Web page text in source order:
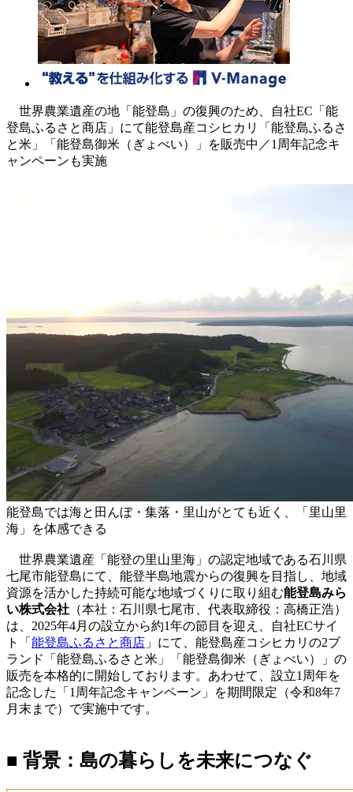
世界農業遺産の地「能登島」の復興のため、自社EC「能
登島ふるさと商店」にて能登島産コシヒカリ「能登島ふるさ
と米」「能登島御米（ぎょべい）」を販売中／1周年記念キ
ャンペーンも実施
能登島では海と田んぼ・集落・里山がとても近く、「里山里
海」を体感できる
世界農業遺産「能登の里山里海」の認定地域である石川県
七尾市能登島にて、能登半島地震からの復興を目指し、地域
資源を活かした持続可能な地域づくりに取り組む能登島みら
い株式会社 （本社：石川県七尾市、代表取締役：高橋正浩）
は、2025年4月の設立から約1年の節目を迎え、自社ECサイ
ト「 能登島ふるさと商店 」にて、能登島産コシヒカリの2ブ
ランド「能登島ふるさと米」「能登島御米（ぎょべい）」の
販売を本格的に開始しております。あわせて、設立1周年を
記念した「1周年記念キャンペーン」を期間限定（令和8年7
月末まで）で実施中です。
■ 背景：島の暮らしを未来につなぐ